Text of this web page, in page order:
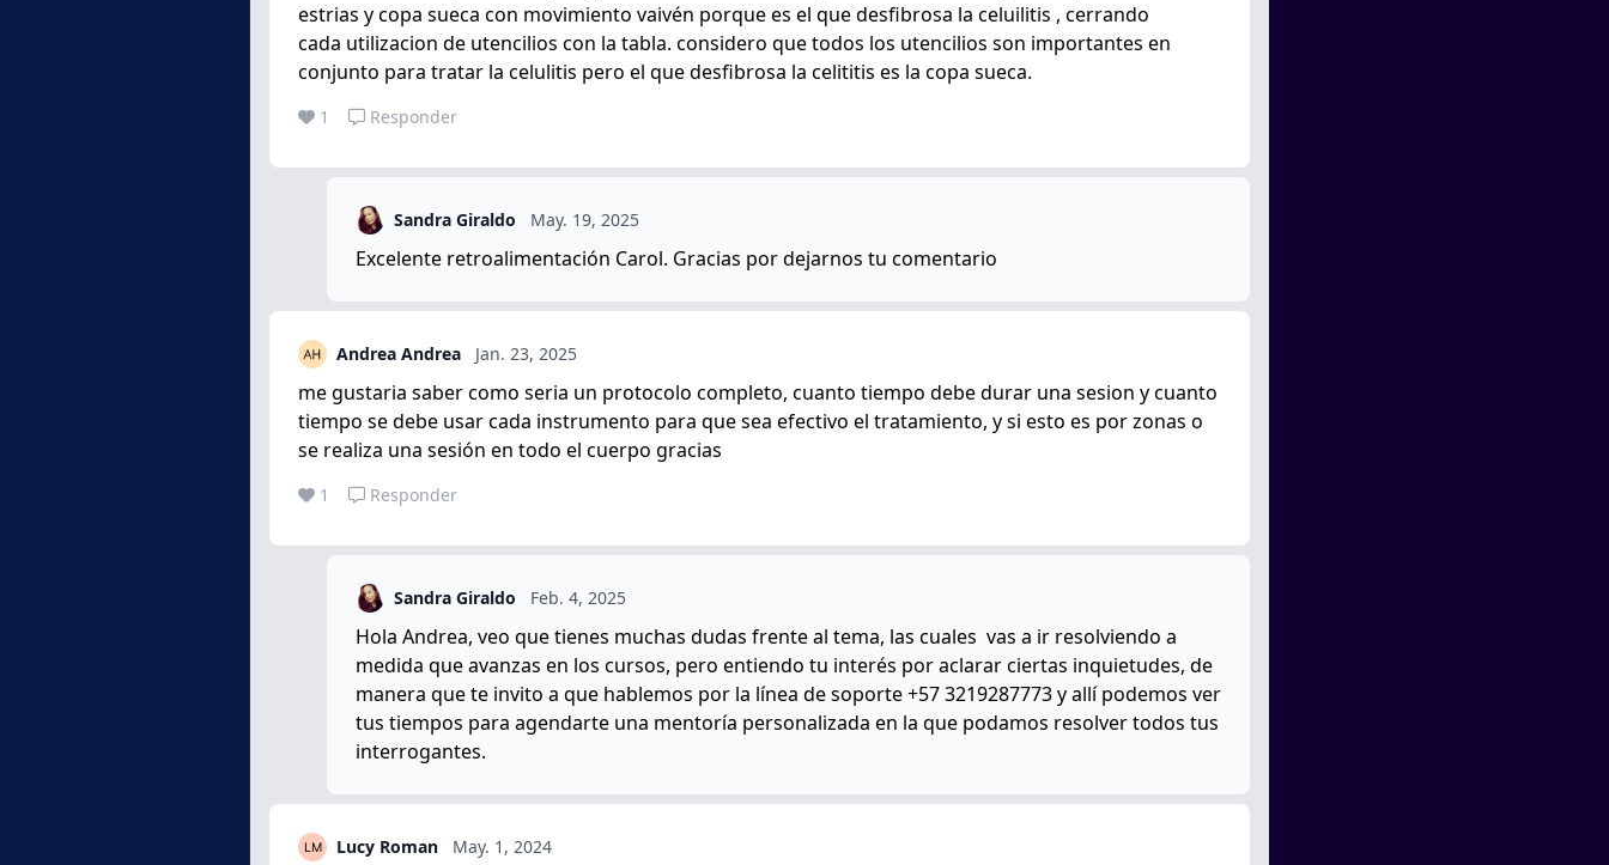
estrias y copa sueca con movimiento vaivén porque es el que desfibrosa la celuilitis , cerrando
cada utilizacion de utencilios con la tabla. considero que todos los utencilios son importantes en
conjunto para tratar la celulitis pero el que desfibrosa la celititis es la copa sueca.
1 Responder
Sandra Giraldo May. 19, 2025
Excelente retroalimentación Carol. Gracias por dejarnos tu comentario
Andrea Andrea Jan. 23, 2025
me gustaria saber como seria un protocolo completo, cuanto tiempo debe durar una sesion y cuanto
tiempo se debe usar cada instrumento para que sea efectivo el tratamiento, y si esto es por zonas o
se realiza una sesión en todo el cuerpo gracias
1 Responder
Sandra Giraldo Feb. 4, 2025
Hola Andrea, veo que tienes muchas dudas frente al tema, las cuales vas a ir resolviendo a
medida que avanzas en los cursos, pero entiendo tu interés por aclarar ciertas inquietudes, de
manera que te invito a que hablemos por la línea de soporte +57 3219287773 y allí podemos ver
tus tiempos para agendarte una mentoría personalizada en la que podamos resolver todos tus
interrogantes.
Lucy Roman May. 1, 2024